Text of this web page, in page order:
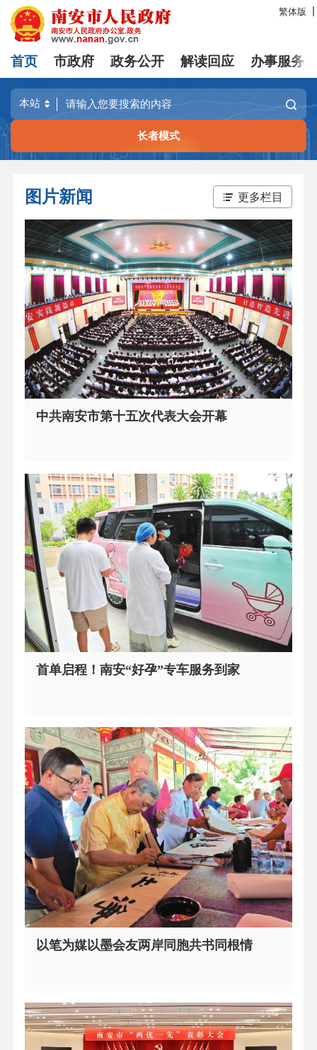
繁体版
首页 市政府 政务公开 解读回应 办事服务
长者模式
图片新闻 更多栏目
中共南安市第十五次代表大会开幕
首单启程！南安“好孕”专车服务到家
以笔为媒以墨会友两岸同胞共书同根情